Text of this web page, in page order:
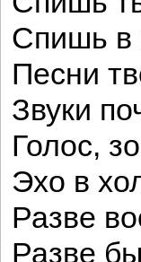
Спишь в
Песни
Звуки
Голос,
Эхо в
Разве
Разве